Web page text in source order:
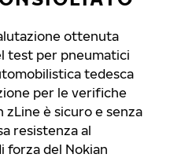
ottenuta
test per pneumatici
tedesca
per le verifiche
zLine è sicuro e senza
resistenza al
forza del Nokian